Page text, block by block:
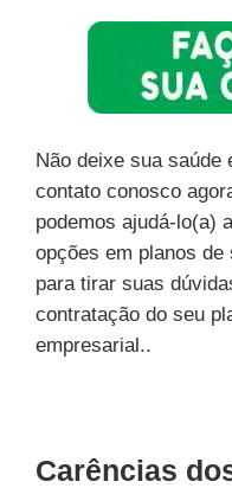
Não deixe sua saúde
contato conosco
podemos ajudá-lo(a)
opções em planos
para tirar suas
contratação do seu
empresarial..
Carências